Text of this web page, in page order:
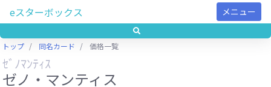
eスターボックス メニュー
トップ 同名カード 価格一覧
ｾﾞﾉﾏﾝﾃｨｽ
ゼノ・マンティス